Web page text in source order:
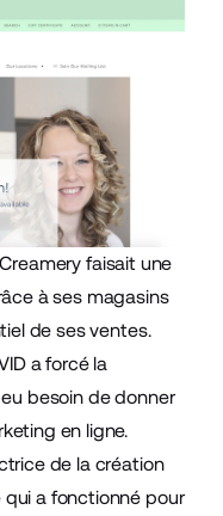
faisait une
à ses magasins
de ses ventes.
a forcé la
besoin de donner
en ligne.
de la création
qui a fonctionné pour